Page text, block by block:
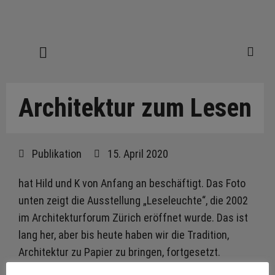
Architektur zum Lesen
Publikation 15. April 2020
hat Hild und K von Anfang an beschäftigt. Das Foto
unten zeigt die Ausstellung „Leseleuchte“, die 2002
im Architekturforum Zürich eröffnet wurde. Das ist
lang her, aber bis heute haben wir die Tradition,
Architektur zu Papier zu bringen, fortgesetzt.